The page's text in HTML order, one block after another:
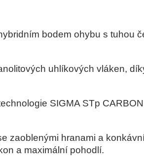
bodem ohybu s tuhou
uhlíkových vláken,
SIGMA STp
zaoblenými hranami a
a maximální pohodlí.